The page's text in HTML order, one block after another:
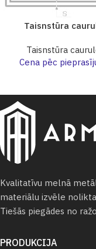
Taisnstūra
Taisnstūra
Cena pēc
Kvalitatīvu melnā
materiālu izvēle
Tiešās piegādes no
PRODUKCIJA